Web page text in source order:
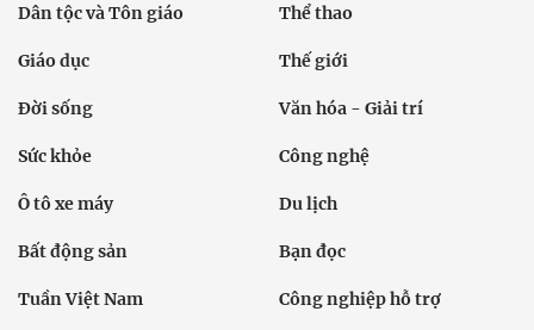
Dân tộc và Tôn giáo Thể thao
Giáo dục Thế giới
Đời sống Văn hóa - Giải trí
Sức khỏe Công nghệ
Ô tô xe máy Du lịch
Bất động sản Bạn đọc
Tuần Việt Nam Công nghiệp hỗ trợ